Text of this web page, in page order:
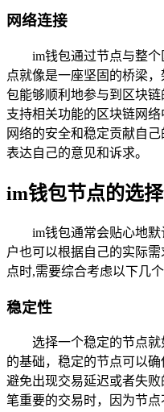
网络连接
im钱包通过节点与整
点就像是一座坚固的桥梁
包能够顺利地参与到区块
支持相关功能的区块链网
网络的安全和稳定贡献自
表达自己的意见和诉求。
im钱包节点的选择
im钱包通常会贴心地
户也可以根据自己的实际
点时,需要综合考虑以下几个
稳定性
选择一个稳定的节点
的基础，稳定的节点可以确
避免出现交易延迟或者失
笔重要的交易时，因为节